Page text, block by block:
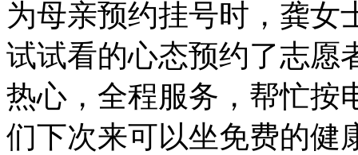
为母亲预约挂号时，龚女
试试看的心态预约了志愿
热心，全程服务，帮忙按
们下次来可以坐免费的健